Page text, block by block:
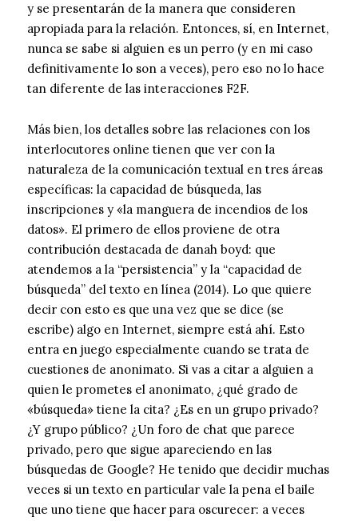
y se presentarán de la manera que consideren
apropiada para la relación. Entonces, sí, en Internet,
nunca se sabe si alguien es un perro (y en mi caso
definitivamente lo son a veces), pero eso no lo hace
tan diferente de las interacciones F2F.
Más bien, los detalles sobre las relaciones con los
interlocutores online tienen que ver con la
naturaleza de la comunicación textual en tres áreas
específicas: la capacidad de búsqueda, las
inscripciones y «la manguera de incendios de los
datos». El primero de ellos proviene de otra
contribución destacada de danah boyd: que
atendemos a la “persistencia” y la “capacidad de
búsqueda” del texto en línea (2014). Lo que quiere
decir con esto es que una vez que se dice (se
escribe) algo en Internet, siempre está ahí. Esto
entra en juego especialmente cuando se trata de
cuestiones de anonimato. Si vas a citar a alguien a
quien le prometes el anonimato, ¿qué grado de
«búsqueda» tiene la cita? ¿Es en un grupo privado?
¿Y grupo público? ¿Un foro de chat que parece
privado, pero que sigue apareciendo en las
búsquedas de Google? He tenido que decidir muchas
veces si un texto en particular vale la pena el baile
que uno tiene que hacer para oscurecer: a veces